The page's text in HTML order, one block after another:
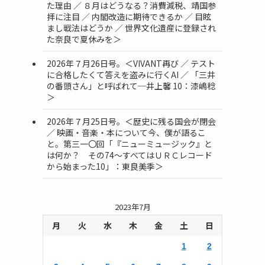
た理由 ／ ８月はどうなる？消費減税、靖国参
拝に注目 ／ 内閣改造に期待できるか ／ 目眩
まし戦法はどうか ／ 世界文化遺産に登録され
た奈良で夏休みを＞
2026年７月26日号。＜VIVANT再び ／ テスト
に合格したくて答えを盗みに行くAI ／ 「三井
の番頭さん」と呼ばれて─井上馨 10：漆嶋稔
＞
2026年７月25日号。＜歴史に残る国会が閉会
／ 映画・音楽・本について今、僕が語るこ
と。第三一〇回「『ニューミュージック』と
は何か？ その74～すべてはＵＲＣレコード
から始まった10」：東良美季＞
2023年7月
月 火 水 木 金 土 日
1 2